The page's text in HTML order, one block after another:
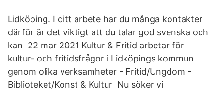
Lidköping. I ditt arbete har du många kontakter
därför är det viktigt att du talar god svenska och
kan 22 mar 2021 Kultur & Fritid arbetar för
kultur- och fritidsfrågor i Lidköpings kommun
genom olika verksamheter - Fritid/Ungdom -
Biblioteket/Konst & Kultur Nu söker vi